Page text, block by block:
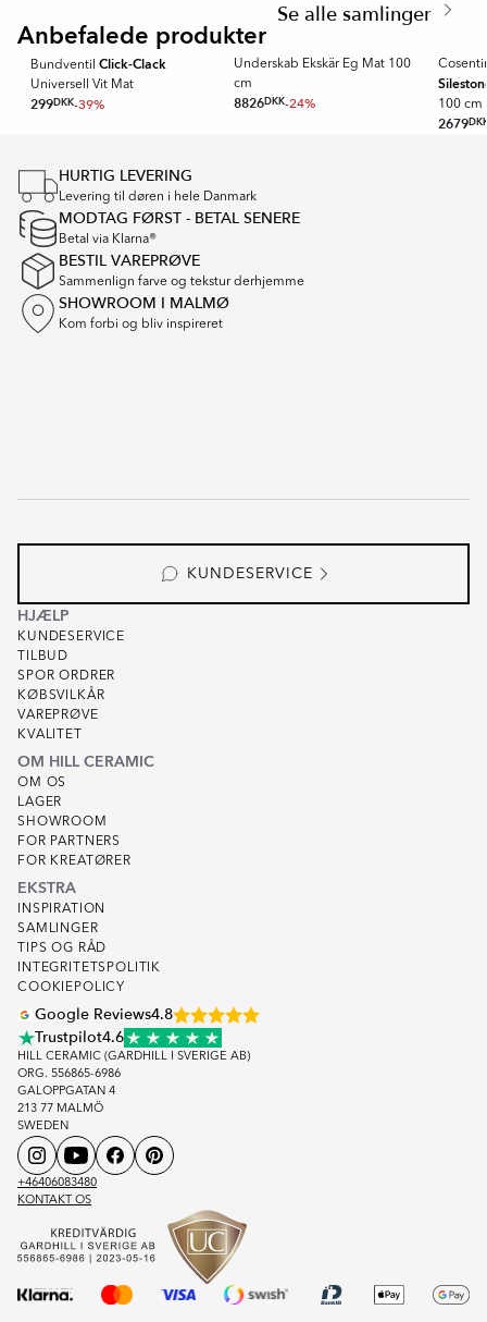
2
Se alle samlinger
Anbefalede produkter
Bundventil Click-Clack
Universell Vit Mat
299DKK-39%
Underskab Ekskär Eg Mat 100
cm
8826DKK-24% 100 cm
2679
1
of
16
HURTIG LEVERING
Levering til døren i hele Danmark
MODTAG FØRST - BETAL SENERE
Betal via Klarna®
BESTIL VAREPRØVE
Sammenlign farve og tekstur derhjemme
SHOWROOM I MALMØ
Kom forbi og bliv inspireret
KUNDESERVICE
HJÆLP
KUNDESERVICE
TILBUD
SPOR ORDRER
KØBSVILKÅR
VAREPRØVE
KVALITET
OM HILL CERAMIC
OM OS
LAGER
SHOWROOM
FOR PARTNERS
FOR KREATØRER
EKSTRA
INSPIRATION
SAMLINGER
TIPS OG RÅD
INTEGRITETSPOLITIK
COOKIEPOLICY
Google Reviews4.8
Trustpilot4.6
HILL CERAMIC (GARDHILL I SVERIGE AB)
ORG. 556865-6986
GALOPPGATAN 4
213 77 MALMÖ
SWEDEN
+46406083480
KONTAKT OS